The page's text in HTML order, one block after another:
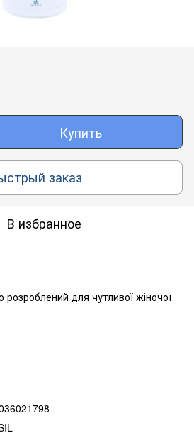
Купить
заказ
В избранное
для чутливої жіночої